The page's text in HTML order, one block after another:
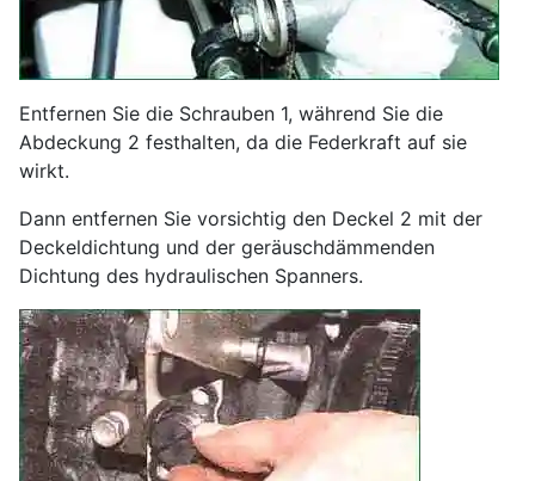
Entfernen Sie die Schrauben 1, während Sie die
Abdeckung 2 festhalten, da die Federkraft auf sie
wirkt.
Dann entfernen Sie vorsichtig den Deckel 2 mit der
Deckeldichtung und der geräuschdämmenden
Dichtung des hydraulischen Spanners.